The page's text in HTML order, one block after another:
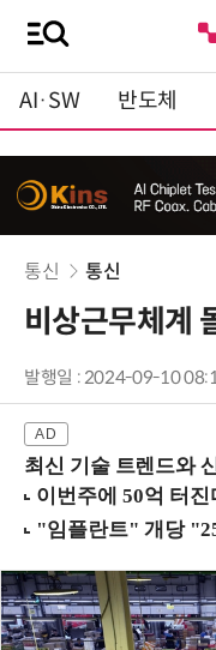
AI·SW 반도체
통신 통신
비상근무체계
발행일 : 2024-09-10
최신 기술 트렌드와 산업별 적용